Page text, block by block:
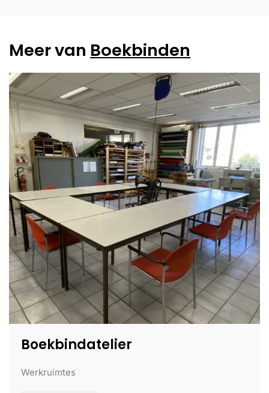
Meer van Boekbinden
Boekbindatelier
Werkruimtes